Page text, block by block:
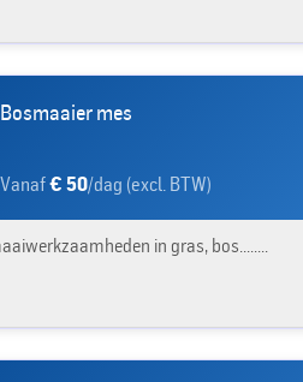
Bosmaaier mes
Vanaf€ 50/dag (excl. BTW)
in gras, bos........